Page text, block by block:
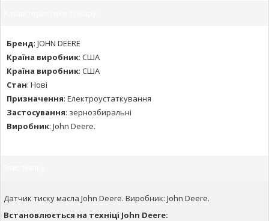
Бренд: JOHN DEERE
Країна виробник: США
Країна виробник: США
Стан: Нові
Призначення: Електроустаткування
Застосування: зернозбиральні
Виробник: John Deere.
Датчик тиску масла John Deere. Виробник: John Deere.
Встановлюється на техніці John Deere: